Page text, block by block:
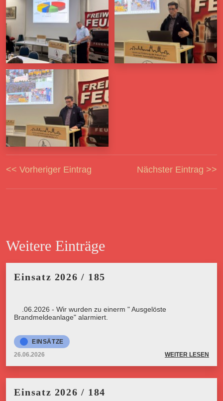
<< Vorheriger Eintrag Nächster Eintrag >>
Weitere Einträge
Einsatz 2026 / 185
26.06.2026 - Wir wurden zu einerm " Ausgelöste
Brandmeldeanlage" alarmiert.
EINSÄTZE
26.06.2026
WEITER LESEN
Einsatz 2026 / 184